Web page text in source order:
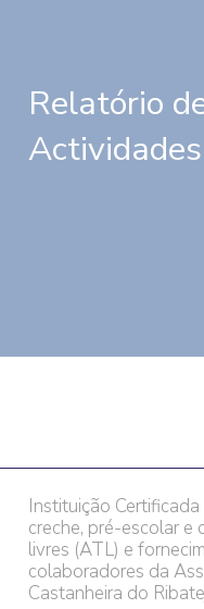
Relatório
Instituição
creche, pré-escolar
livres (ATL) e
colaboradores da
Castanheira do